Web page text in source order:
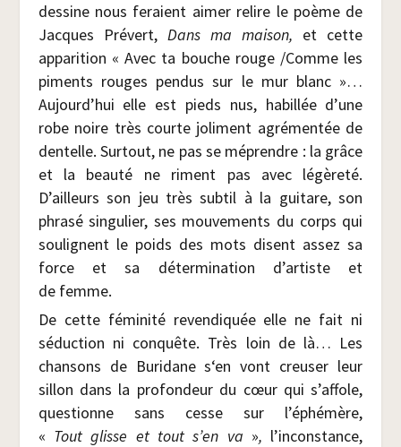
des­sine nous feraient aimer relire le poème de
Jacques Pré­vert, Dans ma mai­son, et cette
appa­ri­tion « Avec ta bouche rouge /​Comme les
piments rouges pen­dus sur le mur blanc »…
Aujourd’hui elle est pieds nus, habillée d’une
robe noire très courte joli­ment agré­men­tée de
den­telle. Sur­tout, ne pas se méprendre : la grâce
et la beau­té ne riment pas avec légè­re­té.
D’ailleurs son jeu très sub­til à la gui­tare, son
phra­sé sin­gu­lier, ses mou­ve­ments du corps qui
sou­lignent le poids des mots disent assez sa
force et sa déter­mi­na­tion d’artiste et
de femme.
De cette fémi­ni­té reven­di­quée elle ne fait ni
séduc­tion ni conquête. Très loin de là… Les
chan­sons de Buri­dane s‘en vont creu­ser leur
sillon dans la pro­fon­deur du cœur qui s’affole,
ques­tionne sans cesse sur l’éphémère,
« Tout glisse et tout s’en va », l’inconstance,